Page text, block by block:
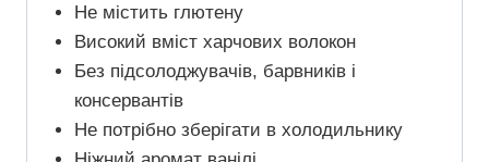
Не містить глютену
Високий вміст харчових волокон
Без підсолоджувачів, барвників і
консервантів
Не потрібно зберігати в холодильнику